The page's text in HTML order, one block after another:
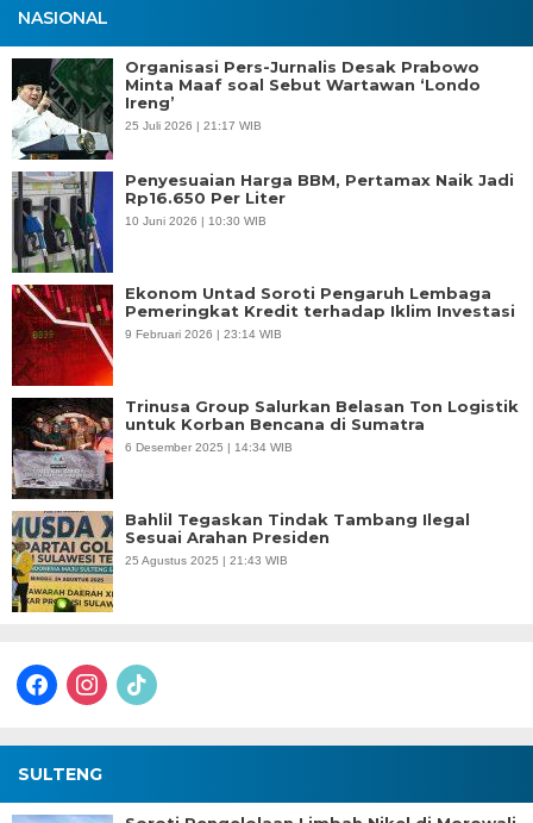
NASIONAL
Organisasi Pers-Jurnalis Desak Prabowo
Minta Maaf soal Sebut Wartawan ‘Londo
Ireng’
25 Juli 2026 | 21:17 WIB
Penyesuaian Harga BBM, Pertamax Naik Jadi
Rp16.650 Per Liter
10 Juni 2026 | 10:30 WIB
Ekonom Untad Soroti Pengaruh Lembaga
Pemeringkat Kredit terhadap Iklim Investasi
9 Februari 2026 | 23:14 WIB
Trinusa Group Salurkan Belasan Ton Logistik
untuk Korban Bencana di Sumatra
6 Desember 2025 | 14:34 WIB
Bahlil Tegaskan Tindak Tambang Ilegal
Sesuai Arahan Presiden
25 Agustus 2025 | 21:43 WIB
facebookinstagram
tiktok
SULTENG